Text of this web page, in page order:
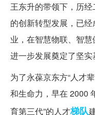
王东升的带领下，历
的创新转型发展，已
业，在智慧物联、智
进一步发展奠定了坚实
为了永葆京东方“人才
和生命力，早在 2000
育第三代”的人才梯队